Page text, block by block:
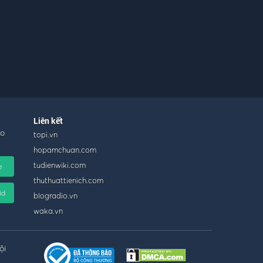
Liên kết
topi.vn
hopamchuan.com
tudienwiki.com
thuthuattienich.com
blogradio.vn
waka.vn